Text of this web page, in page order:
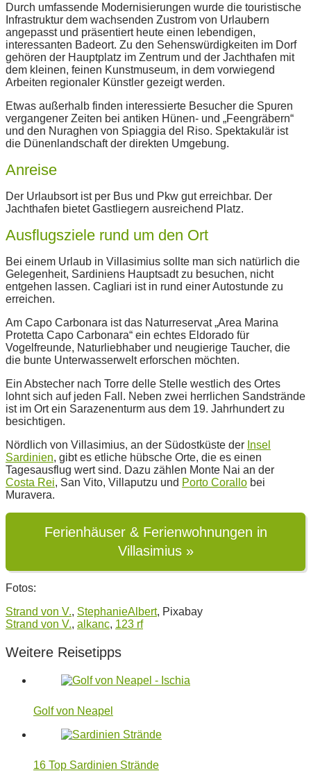
Durch umfassende Modernisierungen wurde die touristische
Infrastruktur dem wachsenden Zustrom von Urlaubern
angepasst und präsentiert heute einen lebendigen,
interessanten Badeort. Zu den Sehenswürdigkeiten im Dorf
gehören der Hauptplatz im Zentrum und der Jachthafen mit
dem kleinen, feinen Kunstmuseum, in dem vorwiegend
Arbeiten regionaler Künstler gezeigt werden.
Etwas außerhalb finden interessierte Besucher die Spuren
vergangener Zeiten bei antiken Hünen- und „Feengräbern“
und den Nuraghen von Spiaggia del Riso. Spektakulär ist
die Dünenlandschaft der direkten Umgebung.
Anreise
Der Urlaubsort ist per Bus und Pkw gut erreichbar. Der
Jachthafen bietet Gastliegern ausreichend Platz.
Ausflugsziele rund um den Ort
Bei einem Urlaub in Villasimius sollte man sich natürlich die
Gelegenheit, Sardiniens Hauptsadt zu besuchen, nicht
entgehen lassen. Cagliari ist in rund einer Autostunde zu
erreichen.
Am Capo Carbonara ist das Naturreservat „Area Marina
Protetta Capo Carbonara“ ein echtes Eldorado für
Vogelfreunde, Naturliebhaber und neugierige Taucher, die
die bunte Unterwasserwelt erforschen möchten.
Ein Abstecher nach Torre delle Stelle westlich des Ortes
lohnt sich auf jeden Fall. Neben zwei herrlichen Sandstrände
ist im Ort ein Sarazenenturm aus dem 19. Jahrhundert zu
besichtigen.
Nördlich von Villasimius, an der Südostküste der Insel
Sardinien, gibt es etliche hübsche Orte, die es einen
Tagesausflug wert sind. Dazu zählen Monte Nai an der
Costa Rei, San Vito, Villaputzu und Porto Corallo bei
Muravera.
Ferienhäuser & Ferienwohnungen in
Villasimius »
Fotos:
Strand von V., StephanieAlbert, Pixabay
Strand von V., alkanc, 123 rf
Weitere Reisetipps
Golf von Neapel
16 Top Sardinien Strände